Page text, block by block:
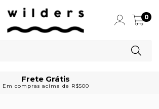
0
Frete Grátis
Em compras acima de R$500